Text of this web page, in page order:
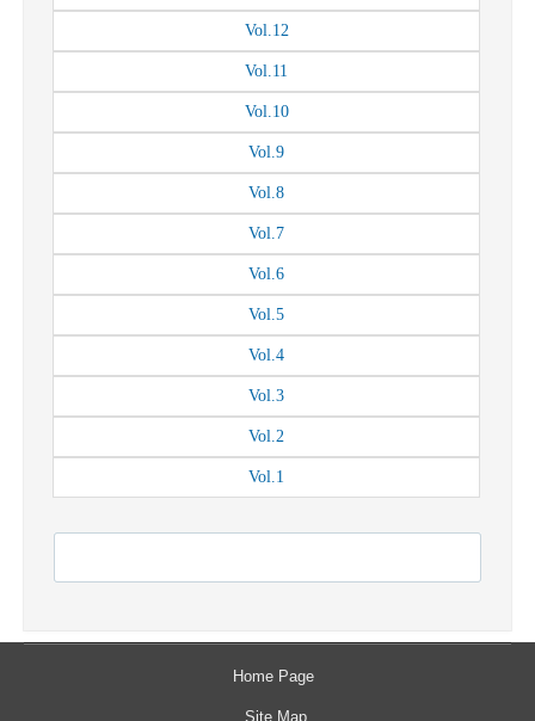
Vol.12
Vol.11
Vol.10
Vol.9
Vol.8
Vol.7
Vol.6
Vol.5
Vol.4
Vol.3
Vol.2
Vol.1
Home Page
Site Map